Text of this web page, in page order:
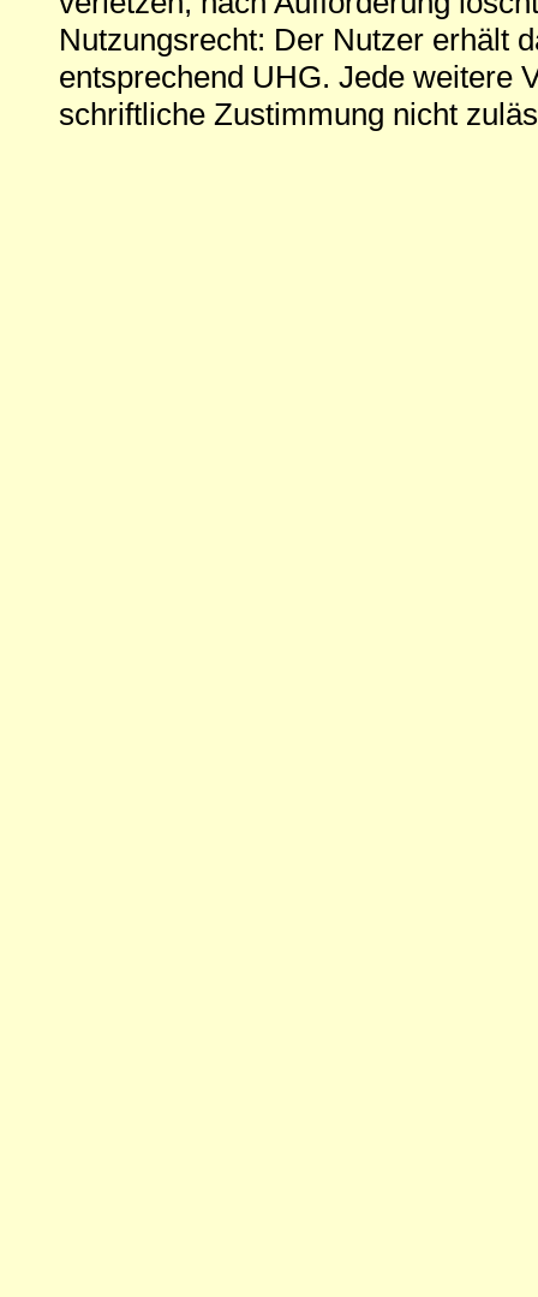
Nutzungsrecht: Der Nutzer erhält
entsprechend UHG. Jede weitere
schriftliche Zustimmung nicht